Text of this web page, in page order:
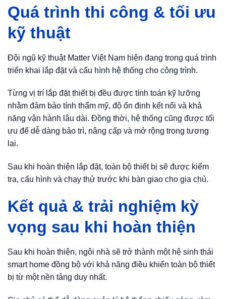
Quá trình thi công & tối ưu
kỹ thuật
Đội ngũ kỹ thuật Matter Việt Nam hiện đang trong quá trình
triển khai lắp đặt và cấu hình hệ thống cho công trình.
Từng vị trí lắp đặt thiết bị đều được tính toán kỹ lưỡng
nhằm đảm bảo tính thẩm mỹ, độ ổn định kết nối và khả
năng vận hành lâu dài. Đồng thời, hệ thống cũng được tối
ưu để dễ dàng bảo trì, nâng cấp và mở rộng trong tương
lai.
Sau khi hoàn thiện lắp đặt, toàn bộ thiết bị sẽ được kiểm
tra, cấu hình và chạy thử trước khi bàn giao cho gia chủ.
Kết quả & trải nghiệm kỳ
vọng sau khi hoàn thiện
Sau khi hoàn thiện, ngôi nhà sẽ trở thành một hệ sinh thái
smart home đồng bộ với khả năng điều khiển toàn bộ thiết
bị từ một nền tảng duy nhất.